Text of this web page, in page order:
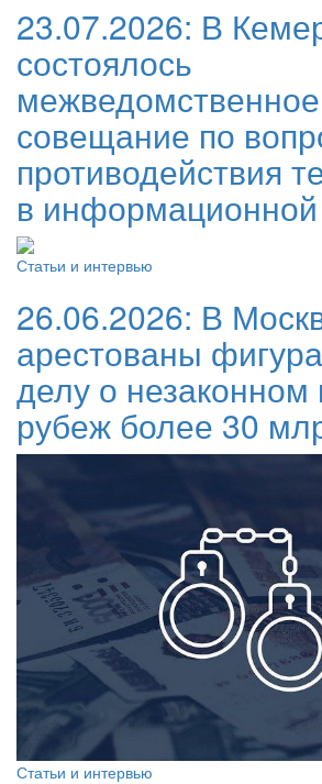
23.07.2026: В
состоялось
межведомственное
совещание по
противодействия
в
Статьи и интервью
26.06.2026: В
арестованы
делу о
рубеж более 30
Статьи и интервью